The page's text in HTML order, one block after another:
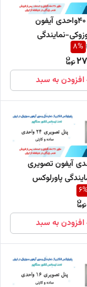
پنل کدینگ 40واحدی آیفون
نمایندگی
8%
افزودن به سبد
واحدی آیفون تصویری
پاورلوکس
6%
افزودن به سبد